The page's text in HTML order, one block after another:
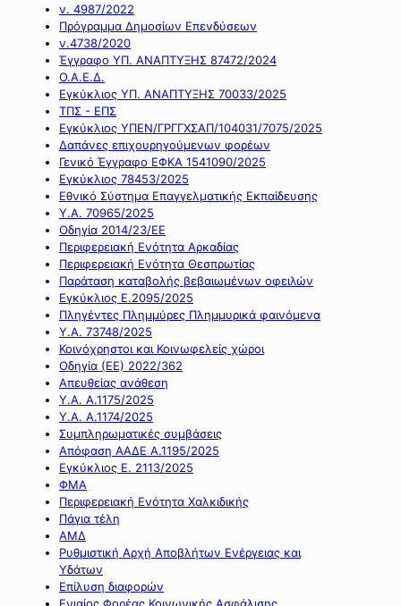
ν. 4987/2022
Πρόγραμμα Δημοσίων Επενδύσεων
ν.4738/2020
Έγγραφο ΥΠ. ΑΝΑΠΤΥΞΗΣ 87472/2024
Ο.Α.Ε.Δ.
Εγκύκλιος ΥΠ. ΑΝΑΠΤΥΞΗΣ 70033/2025
ΤΠΣ - ΕΠΣ
Εγκύκλιος ΥΠΕΝ/ΓΡΓΓΧΣΑΠ/104031/7075/2025
Δαπάνες επιχουρηγούμενων φορέων
Γενικό Έγγραφο ΕΦΚΑ 1541090/2025
Εγκύκλιος 78453/2025
Εθνικό Σύστημα Επαγγελματικής Εκπαίδευσης
Υ.Α. 70965/2025
Οδηγία 2014/23/ΕΕ
Περιφερειακή Ενότητα Αρκαδίας
Περιφερειακή Ενότητα Θεσπρωτίας
Παράταση καταβολής βεβαιωμένων οφειλών
Εγκύκλιος Ε.2095/2025
Πληγέντες Πλημμύρες Πλημμυρικά φαινόμενα
Υ.Α. 73748/2025
Κοινόχρηστοι και Κοινωφελείς χώροι
Οδηγία (ΕΕ) 2022/362
Απευθείας ανάθεση
Υ.Α. Α.1175/2025
Υ.Α. Α.1174/2025
Συμπληρωματικές συμβάσεις
Απόφαση ΑΑΔΕ Α.1195/2025
Εγκύκλιος Ε. 2113/2025
ΦΜΑ
Περιφερειακή Ενότητα Χαλκιδικής
Πάγια τέλη
ΑΜΔ
Ρυθμιστική Αρχή Αποβλήτων Ενέργειας και
Υδάτων
Επίλυση διαφορών